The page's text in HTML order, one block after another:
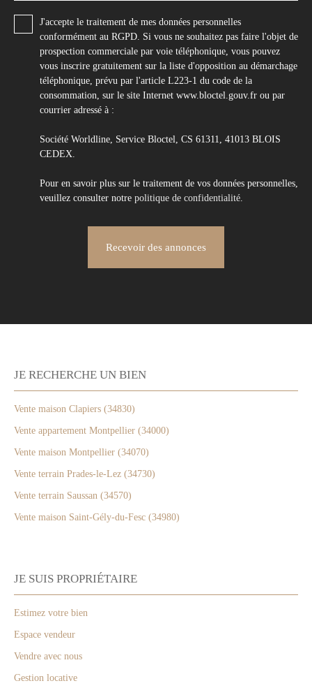
J'accepte le traitement de mes données personnelles
conformément au RGPD. Si vous ne souhaitez pas faire l'objet de
prospection commerciale par voie téléphonique, vous pouvez
vous inscrire gratuitement sur la liste d'opposition au démarchage
téléphonique, prévu par l'article L223-1 du code de la
consommation, sur le site Internet www.bloctel.gouv.fr ou par
courrier adressé à :
Société Worldline, Service Bloctel, CS 61311, 41013 BLOIS
CEDEX.
Pour en savoir plus sur le traitement de vos données personnelles,
veuillez consulter notre politique de confidentialité.
Recevoir des annonces
JE RECHERCHE UN BIEN
Vente maison Clapiers (34830)
Vente appartement Montpellier (34000)
Vente maison Montpellier (34070)
Vente terrain Prades-le-Lez (34730)
Vente terrain Saussan (34570)
Vente maison Saint-Gély-du-Fesc (34980)
JE SUIS PROPRIÉTAIRE
Estimez votre bien
Espace vendeur
Vendre avec nous
Gestion locative